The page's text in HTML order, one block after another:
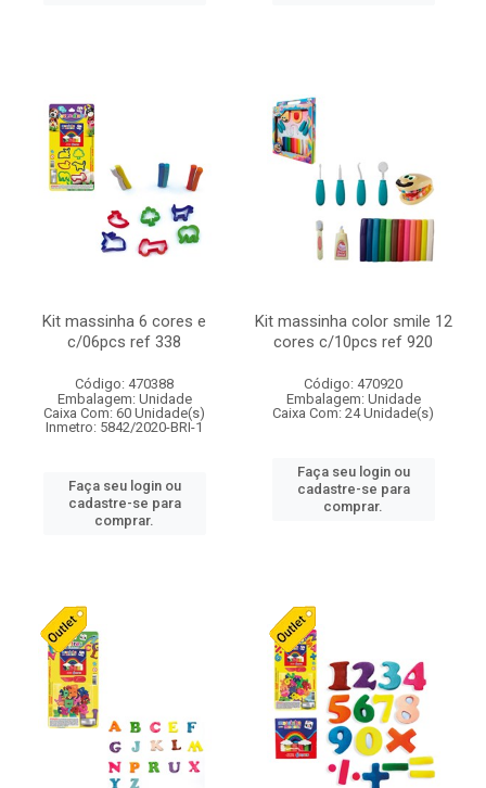
Kit massinha 6 cores e
c/06pcs ref 338
Código: 470388
Embalagem: Unidade
Caixa Com: 60 Unidade(s)
Inmetro: 5842/2020-BRI-1
Faça seu login ou
cadastre-se para
comprar.
Kit massinha color smile 12
cores c/10pcs ref 920
Código: 470920
Embalagem: Unidade
Caixa Com: 24 Unidade(s)
Faça seu login ou
cadastre-se para
comprar.